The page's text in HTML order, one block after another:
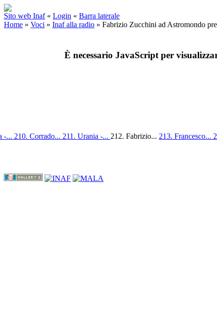
Sito web Inaf « Login « Barra laterale
Home » Voci » Inaf alla radio » Fabrizio Zucchini ad Astromondo
È necessario JavaScript per
-... 210. Corrado... 211. Urania -... 212. Fabrizio... 213. Francesco...